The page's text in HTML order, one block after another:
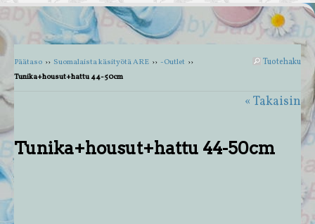
Tuotehaku
Päätaso ›› Suomalaista käsityötä ARE ›› -Outlet ››
Tunika+housut+hattu 44-50cm
« Takaisin
Tunika+housut+hattu 44-50cm